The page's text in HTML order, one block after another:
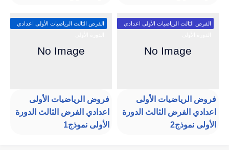
الفرض الثالث الرياضيات الأولى اعدادي
فروض الرياضيات الأولى
اعدادي الفرض الثالث الدورة
الأولى نموذج2
الفرض الثالث الرياضيات الأولى اعدادي
فروض الرياضيات الأولى
اعدادي الفرض الثالث الدورة
الأولى نموذج1